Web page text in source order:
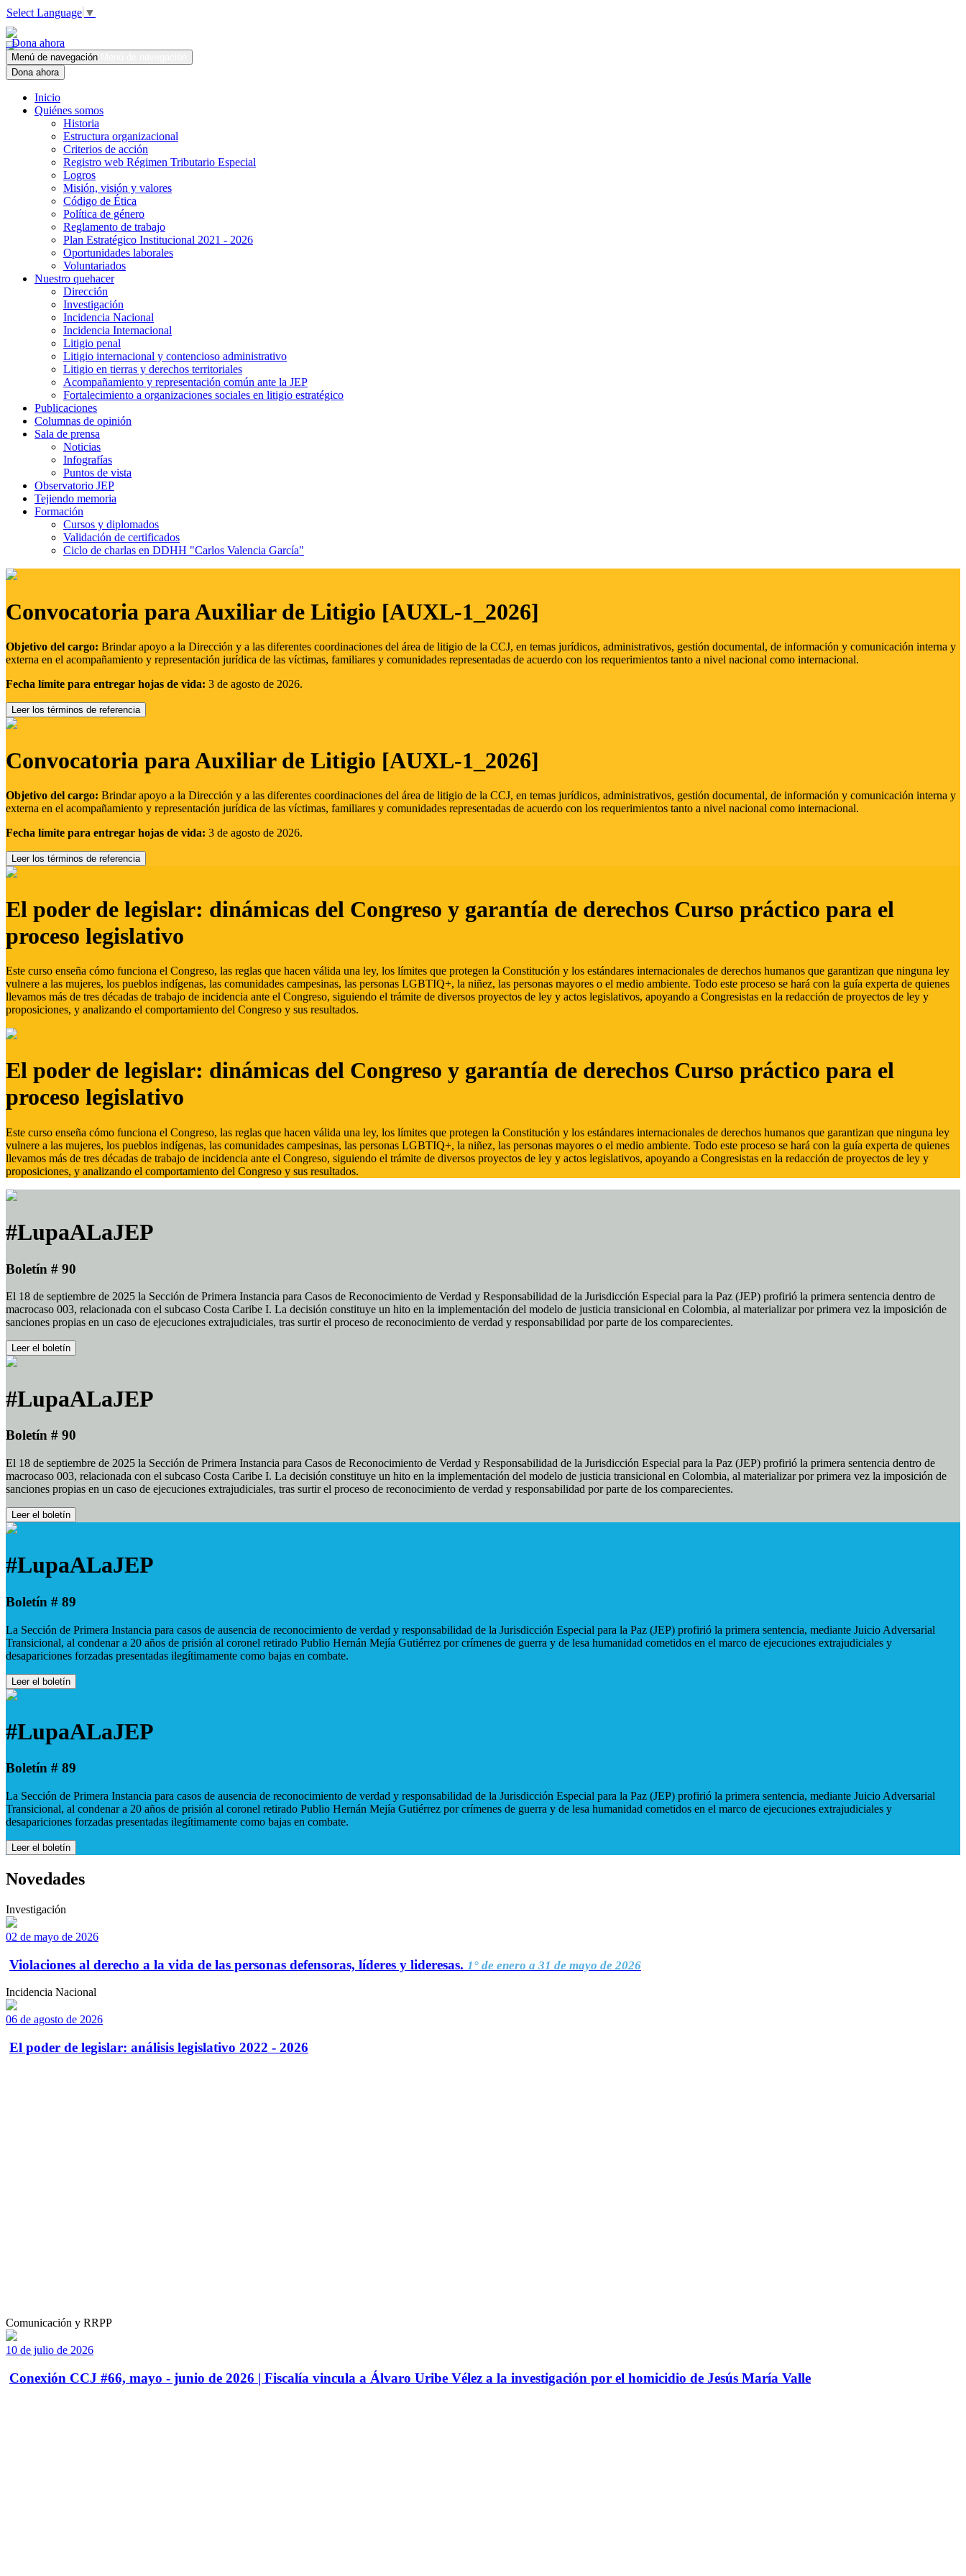
Select Language ▼
Dona ahora
Menú de navegación
Dona ahora
Inicio
Quiénes somos
Historia
Estructura organizacional
Criterios de acción
Registro web Régimen Tributario Especial
Logros
Misión, visión y valores
Código de Ética
Política de género
Reglamento de trabajo
Plan Estratégico Institucional 2021 - 2026
Oportunidades laborales
Voluntariados
Nuestro quehacer
Dirección
Investigación
Incidencia Nacional
Incidencia Internacional
Litigio penal
Litigio internacional y contencioso administrativo
Litigio en tierras y derechos territoriales
Acompañamiento y representación común ante la JEP
Fortalecimiento a organizaciones sociales en litigio estratégico
Publicaciones
Columnas de opinión
Sala de prensa
Noticias
Infografías
Puntos de vista
Observatorio JEP
Tejiendo memoria
Formación
Cursos y diplomados
Validación de certificados
Ciclo de charlas en DDHH "Carlos Valencia García"
Convocatoria para Auxiliar de Litigio [AUXL-1_2026]
Objetivo del cargo: Brindar apoyo a la Dirección y a las diferentes coordinaciones del área de litigio de la CCJ, en temas jurídicos, administrativos, gestión documental, de información y comunicación interna y
externa en el acompañamiento y representación jurídica de las víctimas, familiares y comunidades representadas de acuerdo con los requerimientos tanto a nivel nacional como internacional.
Fecha límite para entregar hojas de vida: 3 de agosto de 2026.
Leer los términos de referencia
Convocatoria para Auxiliar de Litigio [AUXL-1_2026]
Objetivo del cargo: Brindar apoyo a la Dirección y a las diferentes coordinaciones del área de litigio de la CCJ, en temas jurídicos, administrativos, gestión documental, de información y comunicación interna y
externa en el acompañamiento y representación jurídica de las víctimas, familiares y comunidades representadas de acuerdo con los requerimientos tanto a nivel nacional como internacional.
Fecha límite para entregar hojas de vida: 3 de agosto de 2026.
Leer los términos de referencia
El poder de legislar: dinámicas del Congreso y garantía de derechos Curso práctico para el
proceso legislativo
Este curso enseña cómo funciona el Congreso, las reglas que hacen válida una ley, los límites que protegen la Constitución y los estándares internacionales de derechos humanos que garantizan que ninguna ley
vulnere a las mujeres, los pueblos indígenas, las comunidades campesinas, las personas LGBTIQ+, la niñez, las personas mayores o el medio ambiente. Todo este proceso se hará con la guía experta de quienes
llevamos más de tres décadas de trabajo de incidencia ante el Congreso, siguiendo el trámite de diversos proyectos de ley y actos legislativos, apoyando a Congresistas en la redacción de proyectos de ley y
proposiciones, y analizando el comportamiento del Congreso y sus resultados.
El poder de legislar: dinámicas del Congreso y garantía de derechos Curso práctico para el
proceso legislativo
Este curso enseña cómo funciona el Congreso, las reglas que hacen válida una ley, los límites que protegen la Constitución y los estándares internacionales de derechos humanos que garantizan que ninguna ley
vulnere a las mujeres, los pueblos indígenas, las comunidades campesinas, las personas LGBTIQ+, la niñez, las personas mayores o el medio ambiente. Todo este proceso se hará con la guía experta de quienes
llevamos más de tres décadas de trabajo de incidencia ante el Congreso, siguiendo el trámite de diversos proyectos de ley y actos legislativos, apoyando a Congresistas en la redacción de proyectos de ley y
proposiciones, y analizando el comportamiento del Congreso y sus resultados.
#LupaALaJEP
Boletín # 90
El 18 de septiembre de 2025 la Sección de Primera Instancia para Casos de Reconocimiento de Verdad y Responsabilidad de la Jurisdicción Especial para la Paz (JEP) profirió la primera sentencia dentro de
macrocaso 003, relacionada con el subcaso Costa Caribe I. La decisión constituye un hito en la implementación del modelo de justicia transicional en Colombia, al materializar por primera vez la imposición de
sanciones propias en un caso de ejecuciones extrajudiciales, tras surtir el proceso de reconocimiento de verdad y responsabilidad por parte de los comparecientes.
Leer el boletín
#LupaALaJEP
Boletín # 90
El 18 de septiembre de 2025 la Sección de Primera Instancia para Casos de Reconocimiento de Verdad y Responsabilidad de la Jurisdicción Especial para la Paz (JEP) profirió la primera sentencia dentro de
macrocaso 003, relacionada con el subcaso Costa Caribe I. La decisión constituye un hito en la implementación del modelo de justicia transicional en Colombia, al materializar por primera vez la imposición de
sanciones propias en un caso de ejecuciones extrajudiciales, tras surtir el proceso de reconocimiento de verdad y responsabilidad por parte de los comparecientes.
Leer el boletín
#LupaALaJEP
Boletín # 89
La Sección de Primera Instancia para casos de ausencia de reconocimiento de verdad y responsabilidad de la Jurisdicción Especial para la Paz (JEP) profirió la primera sentencia, mediante Juicio Adversarial
Transicional, al condenar a 20 años de prisión al coronel retirado Publio Hernán Mejía Gutiérrez por crímenes de guerra y de lesa humanidad cometidos en el marco de ejecuciones extrajudiciales y
desapariciones forzadas presentadas ilegítimamente como bajas en combate.
Leer el boletín
#LupaALaJEP
Boletín # 89
La Sección de Primera Instancia para casos de ausencia de reconocimiento de verdad y responsabilidad de la Jurisdicción Especial para la Paz (JEP) profirió la primera sentencia, mediante Juicio Adversarial
Transicional, al condenar a 20 años de prisión al coronel retirado Publio Hernán Mejía Gutiérrez por crímenes de guerra y de lesa humanidad cometidos en el marco de ejecuciones extrajudiciales y
desapariciones forzadas presentadas ilegítimamente como bajas en combate.
Leer el boletín
Novedades
Investigación
02 de mayo de 2026
Violaciones al derecho a la vida de las personas defensoras, líderes y lideresas. 1° de enero a 31 de mayo de 2026
Incidencia Nacional
06 de agosto de 2026
El poder de legislar: análisis legislativo 2022 - 2026
Comunicación y RRPP
10 de julio de 2026
Conexión CCJ #66, mayo - junio de 2026 | Fiscalía vincula a Álvaro Uribe Vélez a la investigación por el homicidio de Jesús María Valle